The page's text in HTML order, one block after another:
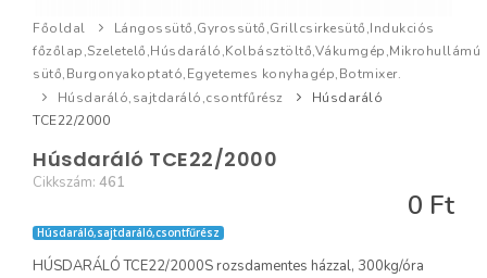
Főoldal
Lángossütő,Gyrossütő,Grillcsirkesütő,Indukciós
főzőlap,Szeletelő,Húsdaráló,Kolbásztöltő,Vákumgép,Mikrohullámú
sütő,Burgonyakoptató,Egyetemes konyhagép,Botmixer.
Húsdaráló,sajtdaráló,csontfűrész
Húsdaráló
TCE22/2000
Húsdaráló TCE22/2000
Cikkszám: 461
0 Ft
Húsdaráló,sajtdaráló,csontfűrész
HÚSDARÁLÓ TCE22/2000S rozsdamentes házzal, 300kg/óra